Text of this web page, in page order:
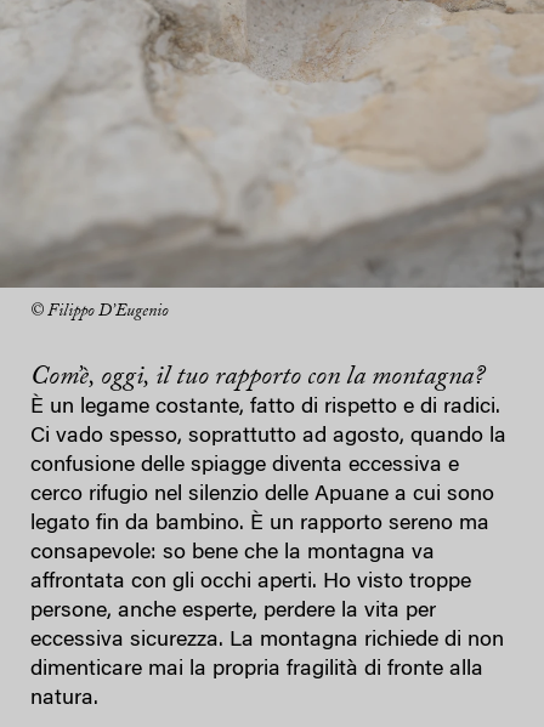
© Filippo D’Eugenio
Com’è, oggi, il tuo rapporto con la montagna?
È un legame costante, fatto di rispetto e di radici.
Ci vado spesso, soprattutto ad agosto, quando la
confusione delle spiagge diventa eccessiva e
cerco rifugio nel silenzio delle Apuane a cui sono
legato fin da bambino. È un rapporto sereno ma
consapevole: so bene che la montagna va
affrontata con gli occhi aperti. Ho visto troppe
persone, anche esperte, perdere la vita per
eccessiva sicurezza. La montagna richiede di non
dimenticare mai la propria fragilità di fronte alla
natura.